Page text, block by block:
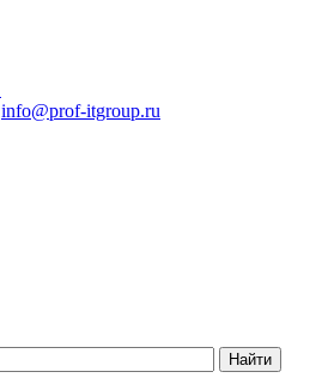
info@prof-itgroup.ru
Найти